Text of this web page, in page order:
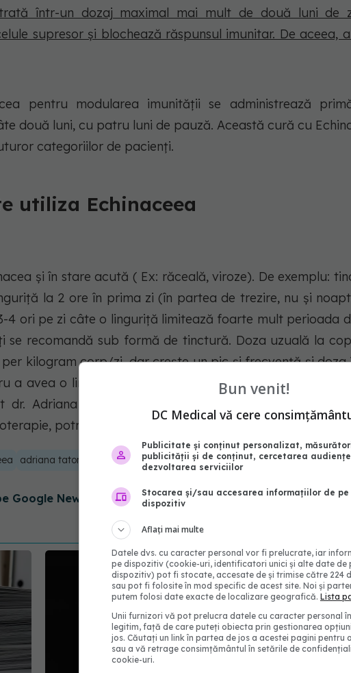
într-un dozaj maximal mai mult de două luni de
supresor şi blochează răspunsul imunitar. De aceea,
pentru modularea imunității se administrează
două luni, cu patru luni de pauză. Această cură cu
categoriilor de pacienți.
utiliza Echinaceea
şi în stare acută ( Ex: răceală, viroze). De exemplu:
la 2 ore în prima zi (în partea de trezire, nu şi
4 ori pe zi câte o linguriță limitează foarte mult perioada
se recomandă sub formă de tinctură. Doza uzuală la
kilogram corp/zi, dar creşte un pic şi frecvență și doza
a avea o limitare a bolii care să conteze, adică în loc de
Adriana Tatomirescu, medic specialist igiena
potrivit
adriana tatomirescu
Google News - abonează‑te!
Bun venit!
DC Medical vă cere
Publicitate și conținut personalizat,
publicității și de conținut, cercetarea
dezvoltarea serviciilor
Stocarea și/sau accesarea informațiilor de pe
dispozitiv
Aflați mai multe
Datele dvs. cu caracter personal vor fi prelucrate, iar
pe dispozitiv (cookie-uri, identificatori unici și alte date de
dispozitiv) pot fi stocate, accesate de și trimise către 224
sau pot fi folosite în mod specific de acest site. Noi și
putem folosi date exacte de localizare geografică. Lista
Unii furnizori vă pot prelucra datele cu caracter personal
legitim, față de care puteți obiecta prin gestionarea
jos. Căutați un link în partea de jos a acestei pagini pentru
sau a vă retrage consimțământul în setările de
cookie-uri.